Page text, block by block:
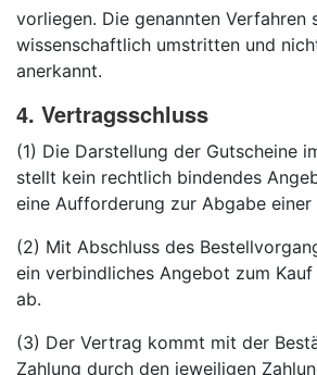
vorliegen. Die genannten Verfahren
wissenschaftlich umstritten und
anerkannt.
4. Vertragsschluss
(1) Die Darstellung der Gutscheine
stellt kein rechtlich bindendes
eine Aufforderung zur Abgabe einer
(2) Mit Abschluss des
ein verbindliches Angebot zum
ab.
(3) Der Vertrag kommt mit der
Zahlung durch den jeweiligen